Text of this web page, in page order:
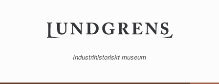
Industrihistoriskt museum